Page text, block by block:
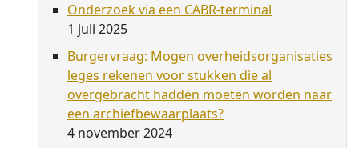
Onderzoek via een CABR-terminal
1 juli 2025
Burgervraag: Mogen overheidsorganisaties
leges rekenen voor stukken die al
overgebracht hadden moeten worden naar
een archiefbewaarplaats?
4 november 2024